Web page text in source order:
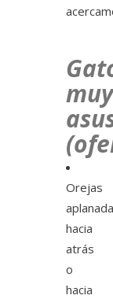
muy
Orejas
hacia
atrás
o
hacia